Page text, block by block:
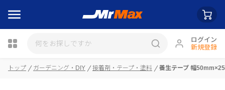
ログイン
新規登録
トップ ガーデニング・DIY 接着剤・テープ・塗料 養生テープ 幅